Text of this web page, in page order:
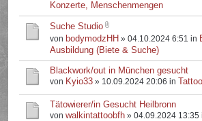
Konzerte, Menschenmengen
Suche Studio
von bodymodzHH » 04.10.2024 6:51 in
Ausbildung (Biete & Suche)
Blackwork/out in München gesucht
von Kyio33 » 10.09.2024 20:06 in
Tätowierer/in Gesucht Heilbronn
vonwalkintattoobfh » 04.09.2024 13:35